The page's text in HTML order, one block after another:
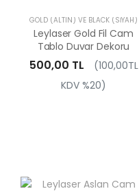
GOLD (ALTIN) VE BLACK (SIYAH)
Leylaser Gold Fil Cam
Tablo Duvar Dekoru
500,00 TL
(100,00TL
KDV %20)